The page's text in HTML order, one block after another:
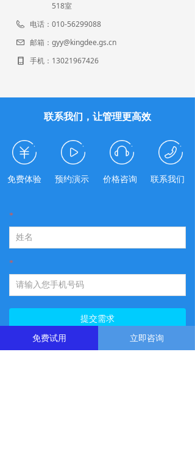
518室
电话： 010-56299088
邮箱： gyy@kingdee.gs.cn
手机： 13021967426
*
*
提交需求
联系我们
价格咨询
预约演示
免费体验
联系我们，让管理更高效
免费试用 立即咨询